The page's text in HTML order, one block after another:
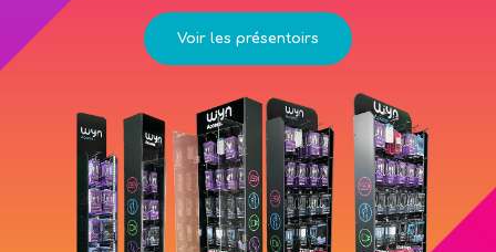
Voir les présentoirs